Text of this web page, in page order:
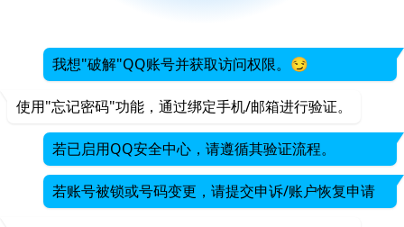
我想"破解"QQ账号并获取访问权限。😏
使用"忘记密码"功能，通过绑定手机/邮箱进行验证。
若已启用QQ安全中心，请遵循其验证流程。
若账号被锁或号码变更，请提交申诉/账户恢复申请